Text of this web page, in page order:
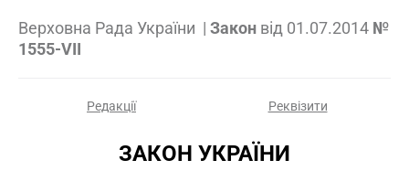
Верховна Рада України | Закон від 01.07.2014 №
1555-VII
Редакції Реквізити
ЗАКОН УКРАЇНИ